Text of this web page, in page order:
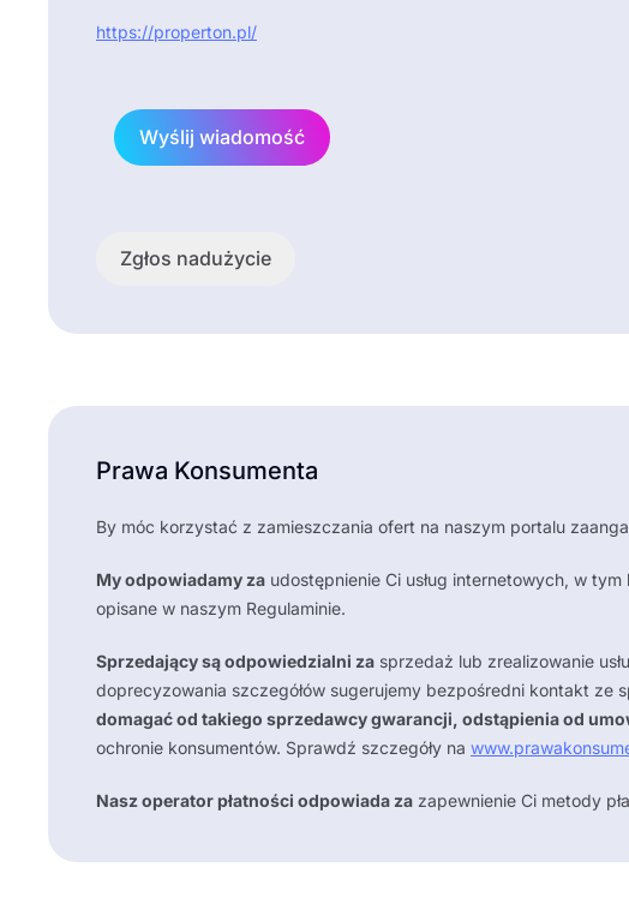
https://properton.pl/
Wyślij wiadomość
Zgłos nadużycie
Prawa Konsumenta
By móc korzystać z zamieszczania ofert na naszym portalu
My odpowiadamy za udostępnienie Ci usług internetowych, w
opisane w naszym Regulaminie.
Sprzedający są odpowiedzialni za sprzedaż lub zrealizowanie
doprecyzowania szczegółów sugerujemy bezpośredni kontakt
domagać od takiego sprzedawcy gwarancji, odstąpienia od
ochronie konsumentów. Sprawdź szczegóły na
Nasz operator płatności odpowiada za zapewnienie Ci metody